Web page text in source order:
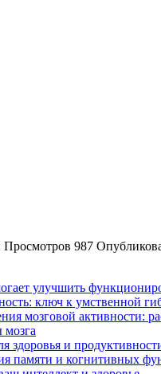
Просмотров 987
улучшить
ключ к умственной
мозговой активности:
и
памяти и когнитивных